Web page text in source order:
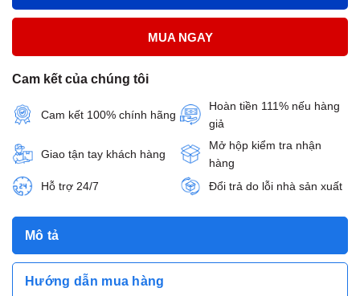
MUA NGAY
Cam kết của chúng tôi
Cam kết 100% chính hãng
Hoàn tiền 111% nếu hàng
giả
Giao tận tay khách hàng
Mở hộp kiểm tra nhận
hàng
Hỗ trợ 24/7
Đổi trả do lỗi nhà sản xuất
Mô tả
Hướng dẫn mua hàng